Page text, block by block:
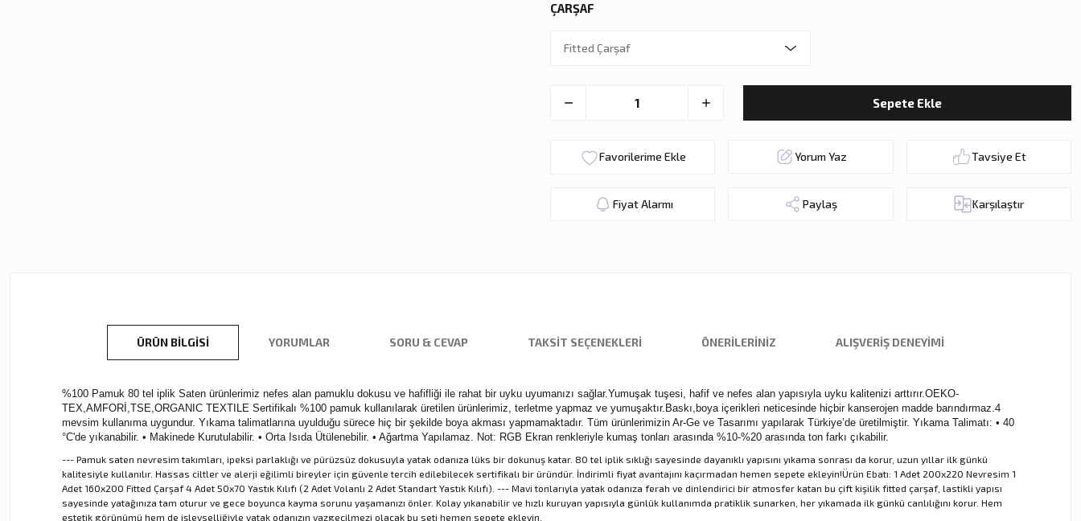
ÇARŞAF
Sepete Ekle
Yorum Yaz Tavsiye Et
Fiyat Alarmı Paylaş Karşılaştır
ÜRÜN BILGISI YORUMLAR SORU & CEVAP TAKSIT SEÇENEKLERI ÖNERILERINIZ ALIŞVERIŞ DENEYIMI
%100 Pamuk 80 tel iplik Saten ürünlerimiz nefes alan pamuklu dokusu ve hafifliği ile rahat bir uyku uyumanızı sağlar.Yumuşak tuşesi, hafif ve nefes alan yapısıyla uyku kalitenizi arttırır.OEKO-
TEX,AMFORİ,TSE,ORGANIC TEXTILE Sertifikalı %100 pamuk kullanılarak üretilen ürünlerimiz, terletme yapmaz ve yumuşaktır.Baskı,boya içerikleri neticesinde hiçbir kanserojen madde barındırmaz.4
mevsim kullanıma uygundur. Yıkama talimatlarına uyulduğu sürece hiç bir şekilde boya akması yapmamaktadır. Tüm ürünlerimizin Ar-Ge ve Tasarımı yapılarak Türkiye’de üretilmiştir. Yıkama Talimatı: • 40
°C'de yıkanabilir. • Makinede Kurutulabilir. • Orta Isıda Ütülenebilir. • Ağartma Yapılamaz. Not: RGB Ekran renkleriyle kumaş tonları arasında %10-%20 arasında ton farkı çıkabilir.
--- Pamuk saten nevresim takımları, ipeksi parlaklığı ve pürüzsüz dokusuyla yatak odanıza lüks bir dokunuş katar. 80 tel iplik sıklığı sayesinde dayanıklı yapısını yıkama sonrası da korur, uzun yıllar ilk günkü
kalitesiyle kullanılır. Hassas ciltler ve alerji eğilimli bireyler için güvenle tercih edilebilecek sertifikalı bir üründür. İndirimli fiyat avantajını kaçırmadan hemen sepete ekleyin!Ürün Ebatı: 1 Adet 200x220 Nevresim 1
Adet 160x200 Fitted Çarşaf 4 Adet 50x70 Yastık Kılıfı (2 Adet Volanlı 2 Adet Standart Yastık Kılıfı). --- Mavi tonlarıyla yatak odanıza ferah ve dinlendirici bir atmosfer katan bu çift kişilik fitted çarşaf, lastikli yapısı
sayesinde yatağınıza tam oturur ve gece boyunca kayma sorunu yaşamanızı önler. Kolay yıkanabilir ve hızlı kuruyan yapısıyla günlük kullanımda pratiklik sunarken, her yıkamada ilk günkü canlılığını korur. Hem
estetik görünümü hem de işlevselliğiyle yatak odanızın vazgeçilmezi olacak bu seti hemen sepete ekleyin.